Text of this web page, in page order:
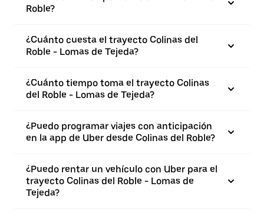
Roble?
¿Cuánto cuesta el trayecto Colinas del
Roble - Lomas de Tejeda?
¿Cuánto tiempo toma el trayecto Colinas
del Roble - Lomas de Tejeda?
¿Puedo programar viajes con anticipación
en la app de Uber desde Colinas del Roble?
¿Puedo rentar un vehículo con Uber para el
trayecto Colinas del Roble - Lomas de
Tejeda?